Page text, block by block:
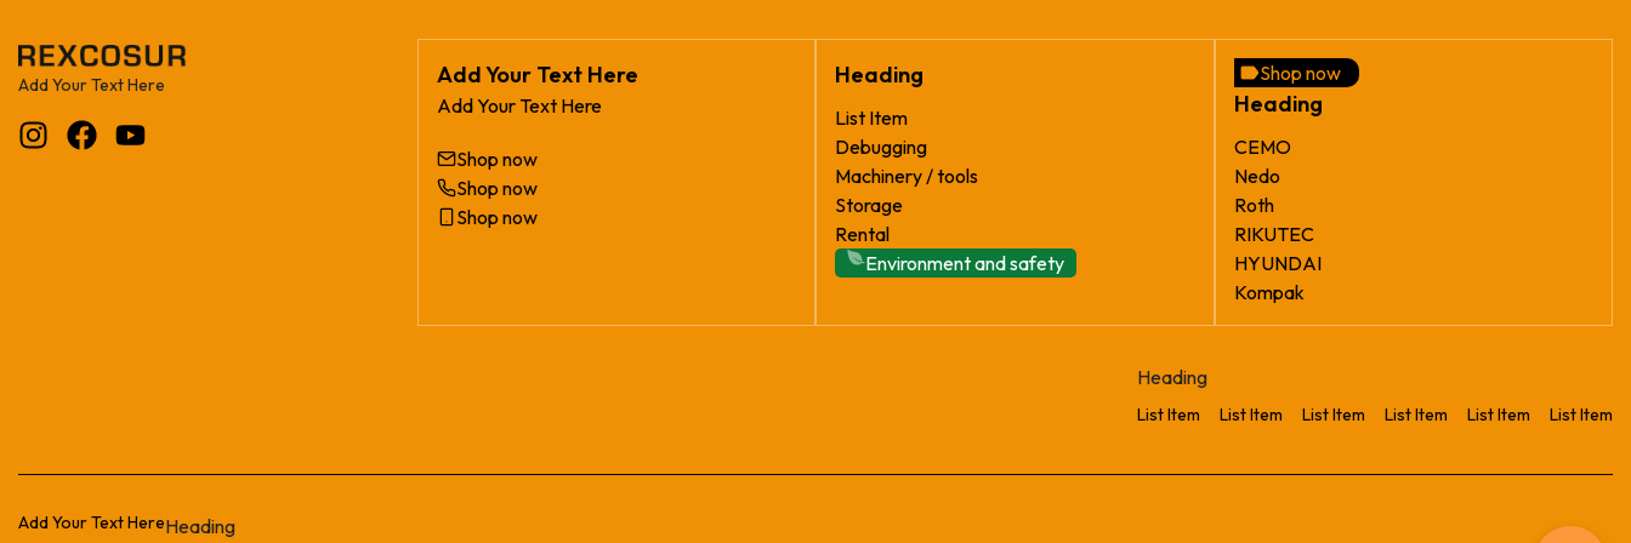
Add Your Text Here Add Your Text Here
Add Your Text Here
Shop now
Shop now
Shop now
Heading
List Item
Debugging
Machinery / tools
Storage
Rental
Environment and safety
Shop now
Heading
CEMO
Nedo
Roth
RIKUTEC
HYUNDAI
Kompak
Heading
List Item List Item List Item List Item List Item List Item
Add Your Text HereHeading